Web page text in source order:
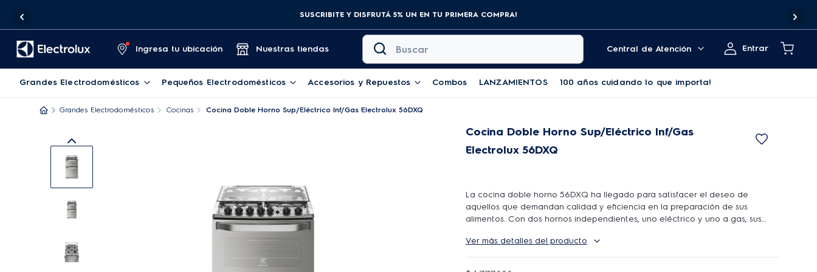
SUSCRIBITE Y DISFRUTÁ 5% UN EN TU PRIMERA COMPRA!
Ingresa tu ubicación Nuestras tiendas
Buscar
Central de Atención
Entrar
Grandes Electrodomésticos Pequeños Electrodomésticos Accesorios y Repuestos Combos LANZAMIENTOS 100 años cuidando lo que importa!
Grandes Electrodomésticos Cocinas Cocina Doble Horno Sup/Eléctrico Inf/Gas Electrolux 56DXQ
Cocina Doble Horno Sup/Eléctrico Inf/Gas
Electrolux 56DXQ
La cocina doble horno 56DXQ ha llegado para satisfacer el deseo de
aquellos que demandan calidad y eficiencia en la preparación de sus
alimentos. Con dos hornos independientes, uno eléctrico y uno a gas, sus
cocina 56DXQ tiene una puerta full glass, que proporciona una mejor
visibilidad del interior del horno, para acompañar la preparación de las
recetas. También es un producto muy fácil de limpiar, gracias a su vidrio
Ver más detalles del producto